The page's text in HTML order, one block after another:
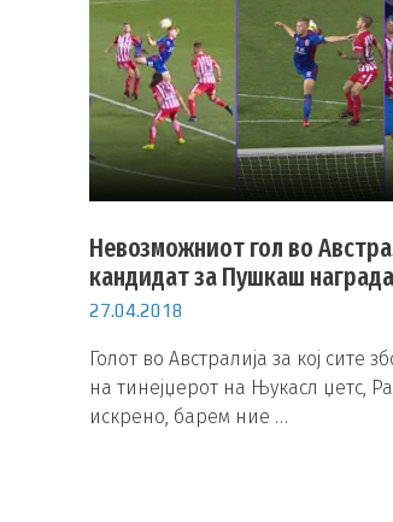
Невозможниот гол во
кандидат за Пушкаш
27.04.2018
Голот во Австралија за кој сите
на тинејџерот на Њукасл џетс,
искрено, барем ние …